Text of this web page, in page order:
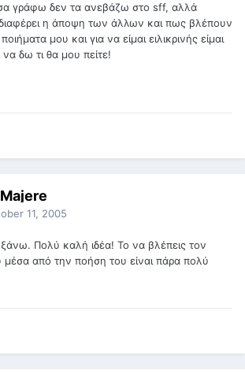
γράφω δεν τα ανεβάζω στο sff, αλλά
η άποψη των άλλων και πως βλέπουν
μου και για να είμαι ειλικρινής είμαι
δω τι θα μου πείτε!
11, 2005
Πολύ καλή ιδέα! Το να βλέπεις τον
μέσα από την ποήση του είναι πάρα πολύ